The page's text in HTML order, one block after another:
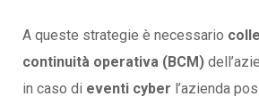
A queste strategie è necessario
continuità operativa (BCM)
in caso di eventi cyber l’azienda